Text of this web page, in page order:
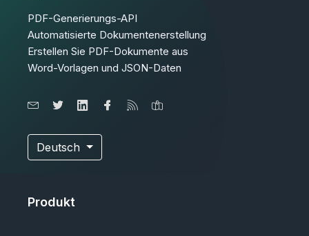
PDF-Generierungs-API
Automatisierte Dokumentenerstellung
Erstellen Sie PDF-Dokumente aus
Word-Vorlagen und JSON-Daten
Deutsch
Produkt